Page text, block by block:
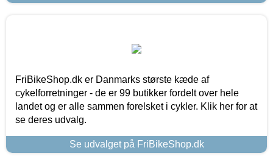
FriBikeShop.dk er Danmarks største kæde af
cykelforretninger - de er 99 butikker fordelt over hele
landet og er alle sammen forelsket i cykler. Klik her for at
se deres udvalg.
Se udvalget på FriBikeShop.dk